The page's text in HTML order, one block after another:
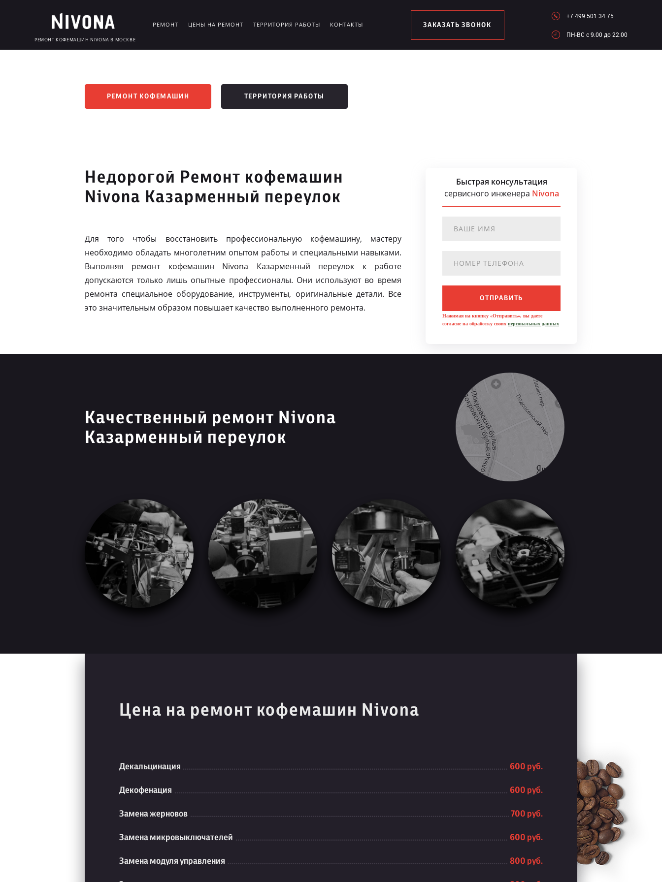
РЕМОНТ КОФЕМАШИН NIVONA В МОСКВЕ
РЕМОНТ ЦЕНЫ НА РЕМОНТ ТЕРРИТОРИЯ РАБОТЫ КОНТАКТЫ ЗАКАЗАТЬ ЗВОНОК
+7 499 501 34 75
ПН-ВC c 9.00 до 22.00
РЕМОНТ КОФЕМАШИН ТЕРРИТОРИЯ РАБОТЫ
Недорогой Ремонт кофемашин
Nivona Казарменный переулок
Для того чтобы восстановить профессиональную кофемашину, мастеру
необходимо обладать многолетним опытом работы и специальными навыками.
Выполняя ремонт кофемашин Nivona Казарменный переулок к работе
допускаются только лишь опытные профессионалы. Они используют во время
ремонта специальное оборудование, инструменты, оригинальные детали. Все
это значительным образом повышает качество выполненного ремонта.
Быстрая консультация
сервисного инженера Nivona
ОТПРАВИТЬ
Нажимая на кнопку «Отправить», вы даете
согласие на обработку своих персональных данных
Качественный ремонт Nivona
Казарменный переулок
Цена на ремонт кофемашин Nivona
Декальцинация 600 руб.
Декофенация 600 руб.
Замена жерновов 700 руб.
Замена микровыключателей 600 руб.
Замена модуля управления 800 руб.